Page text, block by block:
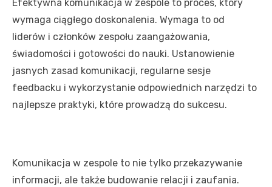
Efektywna komunikacja w zespole to proces, który
wymaga ciągłego doskonalenia. Wymaga to od
liderów i członków zespołu zaangażowania,
świadomości i gotowości do nauki. Ustanowienie
jasnych zasad komunikacji, regularne sesje
feedbacku i wykorzystanie odpowiednich narzędzi to
najlepsze praktyki, które prowadzą do sukcesu.
Komunikacja w zespole to nie tylko przekazywanie
informacji, ale także budowanie relacji i zaufania.